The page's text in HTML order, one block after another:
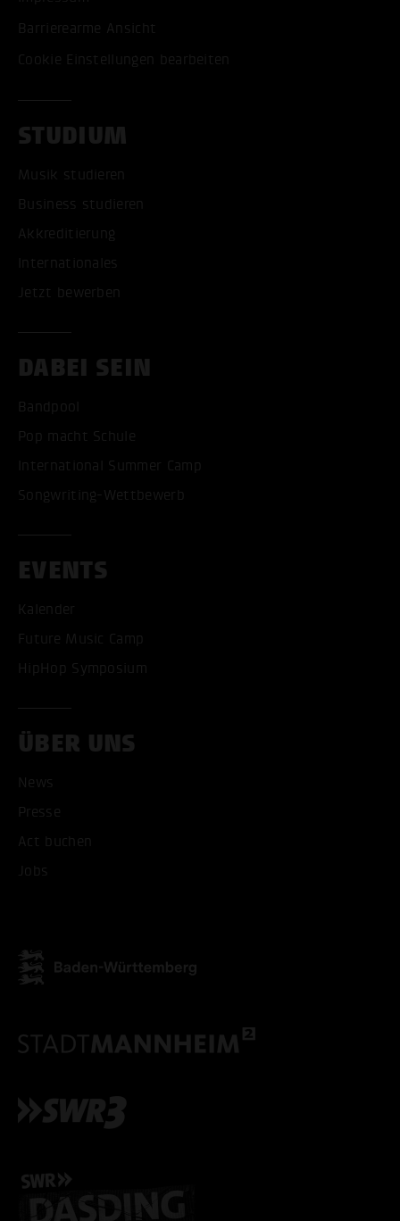
Barrierearme Ansicht
Cookie Einstellungen bearbeiten
STUDIUM
Musik studieren
Business studieren
Akkreditierung
Internationales
Jetzt bewerben
DABEI SEIN
Bandpool
Pop macht Schule
International Summer Camp
Songwriting-Wettbewerb
EVENTS
Kalender
Future Music Camp
HipHop Symposium
ÜBER UNS
News
Presse
Act buchen
Jobs